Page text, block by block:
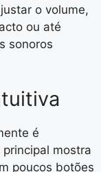
o volume,
ou até
sonoros
é
mostra
poucos botões